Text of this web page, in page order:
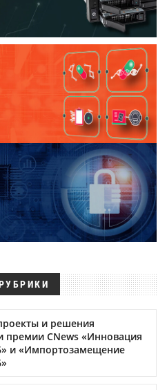
и решения
премии CNews «Инновация
и «Импортозамещение